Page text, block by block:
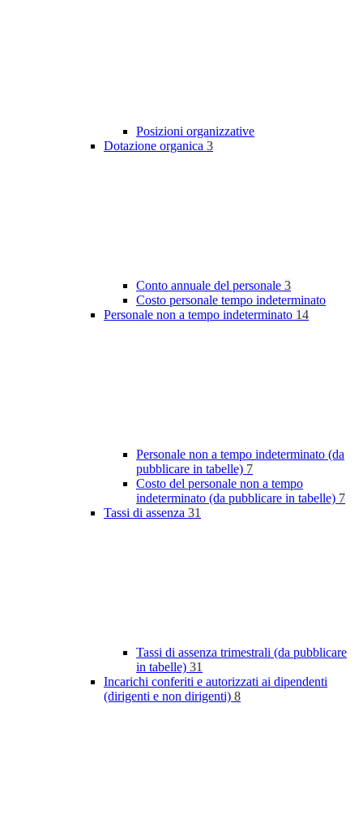
Posizioni organizzative
Dotazione organica 3
Conto annuale del personale 3
Costo personale tempo indeterminato
Personale non a tempo indeterminato 14
Personale non a tempo indeterminato (da
pubblicare in tabelle) 7
Costo del personale non a tempo
indeterminato (da pubblicare in tabelle) 7
Tassi di assenza 31
Tassi di assenza trimestrali (da pubblicare
in tabelle) 31
Incarichi conferiti e autorizzati ai dipendenti
(dirigenti e non dirigenti) 8